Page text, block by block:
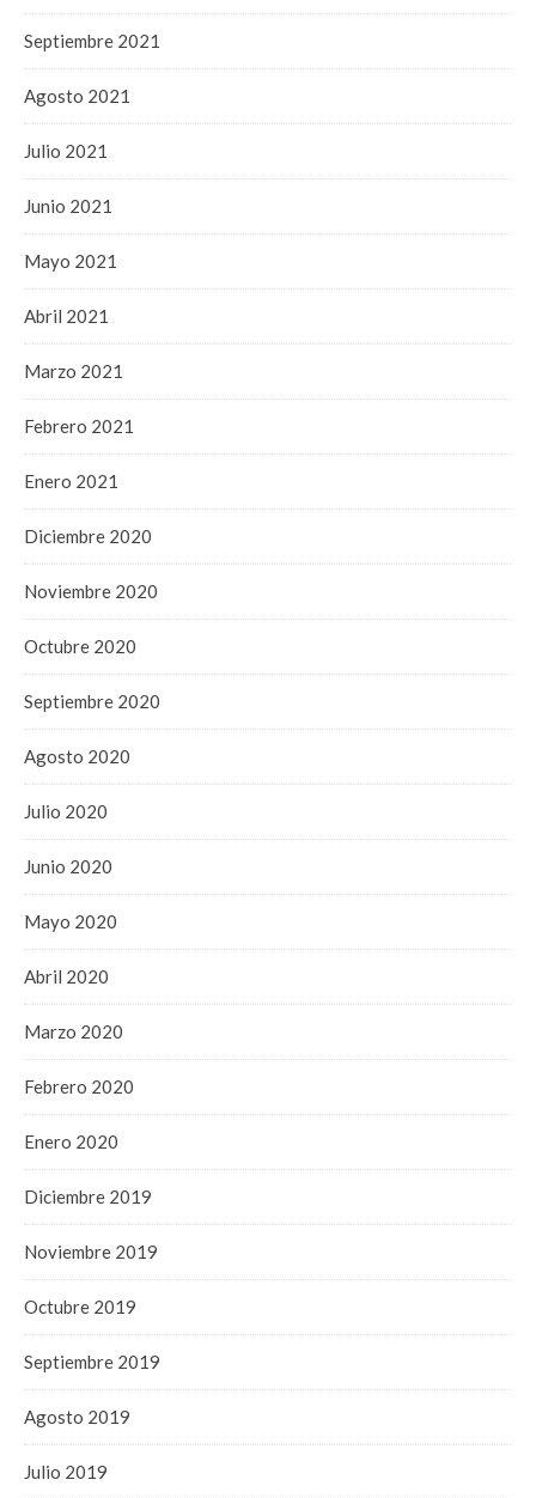
Septiembre 2021
Agosto 2021
Julio 2021
Junio 2021
Mayo 2021
Abril 2021
Marzo 2021
Febrero 2021
Enero 2021
Diciembre 2020
Noviembre 2020
Octubre 2020
Septiembre 2020
Agosto 2020
Julio 2020
Junio 2020
Mayo 2020
Abril 2020
Marzo 2020
Febrero 2020
Enero 2020
Diciembre 2019
Noviembre 2019
Octubre 2019
Septiembre 2019
Agosto 2019
Julio 2019